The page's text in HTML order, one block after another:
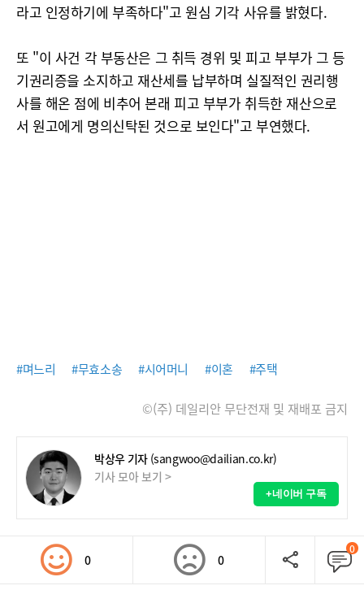
라고 인정하기에 부족하다"고 원심 기각 사유를 밝혔다.
또 "이 사건 각 부동산은 그 취득 경위 및 피고 부부가 그 등
기권리증을 소지하고 재산세를 납부하며 실질적인 권리행
사를 해온 점에 비추어 본래 피고 부부가 취득한 재산으로
서 원고에게 명의신탁된 것으로 보인다"고 부연했다.
#며느리 #무효소송 #시어머니 #이혼 #주택
©(주) 데일리안 무단전재 및 재배포 금지
박상우 기자 (sangwoo@dailian.co.kr)
기사 모아 보기 >
+네이버 구독
0 0
0